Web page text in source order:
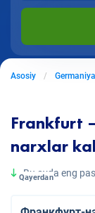
Asosiy Germaniya
Frankfurt
narxlar
Bu oyda eng
Qayerdan